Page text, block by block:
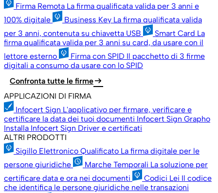
Firma Remota La firma qualificata valida per 3 anni e
100% digitale
Business Key La firma qualificata valida
per 3 anni, contenuta su chiavetta USB
Smart Card La
firma qualificata valida per 3 anni su card, da usare con il
lettore esterno
Firma con SPID Il pacchetto di 3 firme
digitali a consumo da usare con lo SPID
Confronta tutte le firmearrow_right_alt
APPLICAZIONI DI FIRMA
Infocert Sign L'applicativo per firmare, verificare e
certificare la data dei tuoi documenti Infocert Sign Grapho
Installa Infocert Sign Driver e certificati
ALTRI PRODOTTI
Sigillo Elettronico Qualificato La firma digitale per le
persone giuridiche
Marche Temporali La soluzione per
certificare data e ora nei documenti
Codici Lei Il codice
che identifica le persone giuridiche nelle transazioni